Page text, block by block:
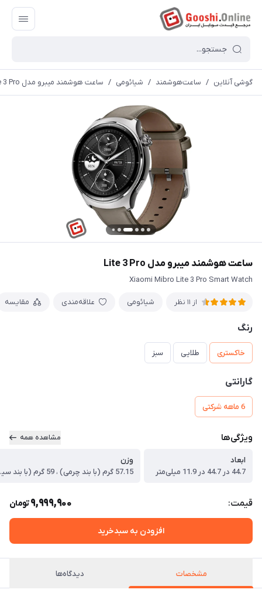
گوشی آنلاین / ساعت‌هوشمند / شیائومی / ساعت هوشمند میبرو مدل Lite 3 Pro
ساعت هوشمند میبرو مدل Lite 3 Pro
Xiaomi Mibro Lite 3 Pro Smart Watch
از 11 نظر شیائومی علاقه‌مندی مقایسه
رنگ
خاکستری طلایی سبز
گارانتی
6 ماهه شرکتی
ویژگی‌ها مشاهده همه
ابعاد
44.7 در 44.7 در 11.9 میلی‌متر
وزن
57.15
قیمت: 9,999,900تومان
افزودن به سبدخرید
مشخصات دیدگاه‌ها